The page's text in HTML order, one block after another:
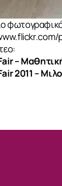
–
2011 –